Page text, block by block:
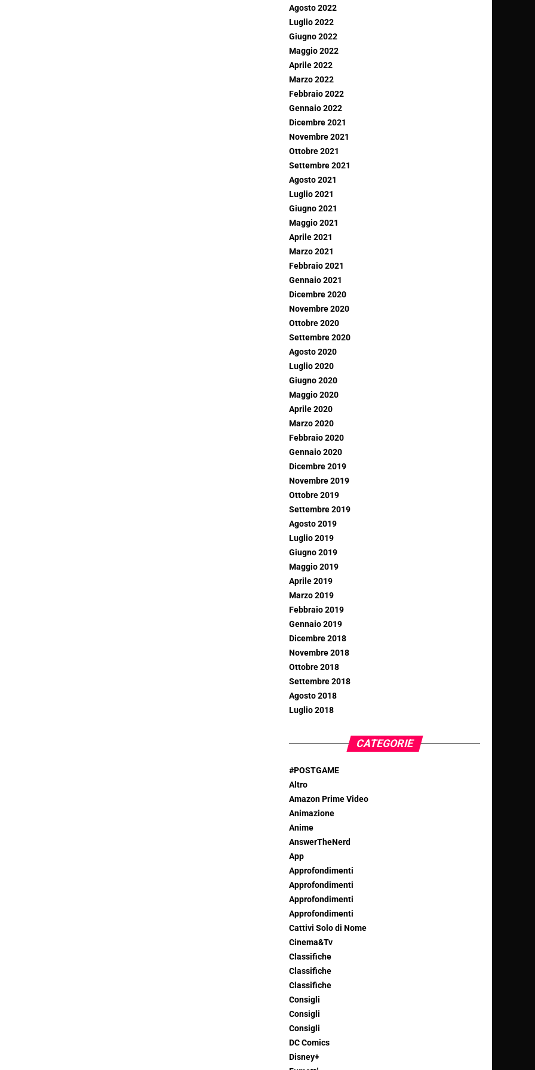
Agosto 2022
Luglio 2022
Giugno 2022
Maggio 2022
Aprile 2022
Marzo 2022
Febbraio 2022
Gennaio 2022
Dicembre 2021
Novembre 2021
Ottobre 2021
Settembre 2021
Agosto 2021
Luglio 2021
Giugno 2021
Maggio 2021
Aprile 2021
Marzo 2021
Febbraio 2021
Gennaio 2021
Dicembre 2020
Novembre 2020
Ottobre 2020
Settembre 2020
Agosto 2020
Luglio 2020
Giugno 2020
Maggio 2020
Aprile 2020
Marzo 2020
Febbraio 2020
Gennaio 2020
Dicembre 2019
Novembre 2019
Ottobre 2019
Settembre 2019
Agosto 2019
Luglio 2019
Giugno 2019
Maggio 2019
Aprile 2019
Marzo 2019
Febbraio 2019
Gennaio 2019
Dicembre 2018
Novembre 2018
Ottobre 2018
Settembre 2018
Agosto 2018
Luglio 2018
CATEGORIE
#POSTGAME
Altro
Amazon Prime Video
Animazione
Anime
AnswerTheNerd
App
Approfondimenti
Approfondimenti
Approfondimenti
Approfondimenti
Cattivi Solo di Nome
Cinema&Tv
Classifiche
Classifiche
Classifiche
Consigli
Consigli
Consigli
DC Comics
Disney+